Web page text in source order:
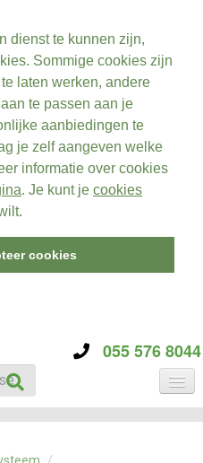
dienst te kunnen zijn,
Sommige cookies zijn
laten werken, andere
te passen aan je
aanbiedingen te
je zelf aangeven welke
informatie over cookies
. Je kunt je cookies
cookies
055 576 8044
/